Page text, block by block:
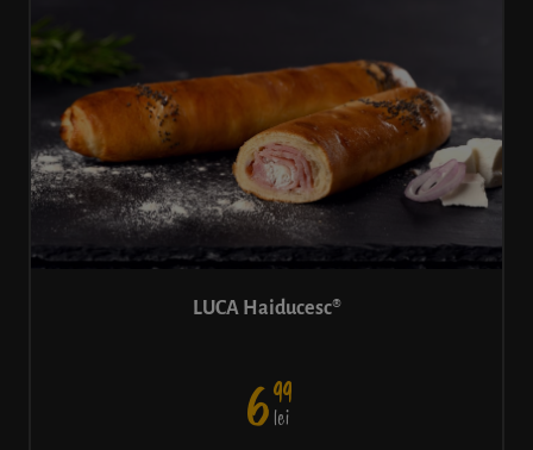
LUCA Haiducesc®
699
lei